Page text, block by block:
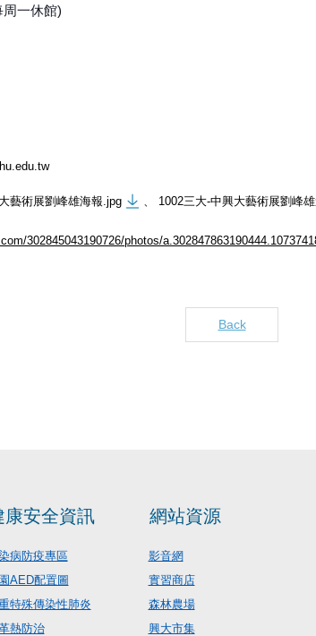
周一休館)
藝術展劉峰雄海報.jpg 、 1002三大-中興大藝術展劉峰
302845043190726/photos/
Back
康安全資訊
病防疫專區
AED配置圖
特殊傳染性肺炎
熱防治
網站資源
影音網
實習商店
森林農場
興大市集